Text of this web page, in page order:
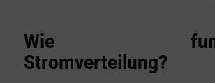
Wie
Stromverteilung?